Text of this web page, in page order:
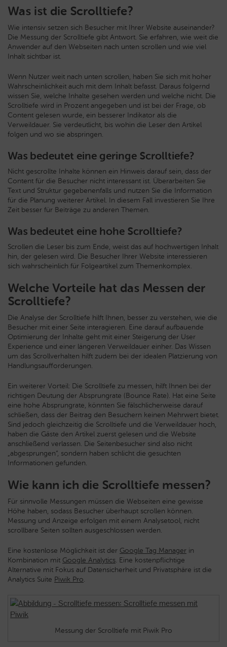
Was ist die Scrolltiefe?
Wie intensiv setzen sich Besucher mit Ihrer Website auseinander?
Die Messung der Scrolltiefe gibt Antwort. Sie erfahren, wie weit die
Anwender auf den Webseiten nach unten scrollen und wie viel
Inhalt sichtbar ist.
Wenn Nutzer weit nach unten scrollen, haben Sie sich mit hoher
Wahrscheinlichkeit auch mit dem Inhalt befasst. Daraus folgernd
wissen Sie, welche Inhalte gesehen werden und welche nicht. Die
Scrolltiefe wird in Prozent angegeben und ist bei der Frage, ob
Content gelesen wurde, ein besserer Indikator als die
Verweildauer. Sie verdeutlicht, bis wohin die Leser den Artikel
folgen und wo sie abspringen.
Was bedeutet eine geringe Scrolltiefe?
Nicht gescrollte Inhalte können ein Hinweis darauf sein, dass der
Content für die Besucher nicht interessant ist. Überarbeiten Sie
Text und Struktur gegebenenfalls und nutzen Sie die Information
für die Planung weiterer Artikel. In diesem Fall investieren Sie Ihre
Zeit besser für Beiträge zu anderen Themen.
Was bedeutet eine hohe Scrolltiefe?
Scrollen die Leser bis zum Ende, weist das auf hochwertigen Inhalt
hin, der gelesen wird. Die Besucher Ihrer Website interessieren
sich wahrscheinlich für Folgeartikel zum Themenkomplex.
Welche Vorteile hat das Messen der
Scrolltiefe?
Die Analyse der Scrolltiefe hilft Ihnen, besser zu verstehen, wie die
Besucher mit einer Seite interagieren. Eine darauf aufbauende
Optimierung der Inhalte geht mit einer Steigerung der User
Experience und einer längeren Verweildauer einher. Das Wissen
um das Scrollverhalten hilft zudem bei der idealen Platzierung von
Handlungsaufforderungen.
Ein weiterer Vorteil: Die Scrolltiefe zu messen, hilft Ihnen bei der
richtigen Deutung der Absprungrate (Bounce Rate). Hat eine Seite
eine hohe Absprungrate, könnten Sie fälschlicherweise darauf
schließen, dass der Beitrag den Besuchern keinen Mehrwert bietet.
Sind jedoch gleichzeitig die Scrolltiefe und die Verweildauer hoch,
haben die Gäste den Artikel zuerst gelesen und die Website
anschließend verlassen. Die Seitenbesucher sind also nicht
„abgesprungen“, sondern haben schlicht die gesuchten
Informationen gefunden.
Wie kann ich die Scrolltiefe messen?
Für sinnvolle Messungen müssen die Webseiten eine gewisse
Höhe haben, sodass Besucher überhaupt scrollen können.
Messung und Anzeige erfolgen mit einem Analysetool, nicht
scrollbare Seiten sollten ausgeschlossen werden.
Eine kostenlose Möglichkeit ist der Google Tag Manager in
Kombination mit Google Analytics. Eine kostenpflichtige
Alternative mit Fokus auf Datensicherheit und Privatsphäre ist die
Analytics Suite Piwik Pro.
Messung der Scrolltiefe mit Piwik Pro